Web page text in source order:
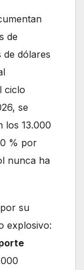
de
de dólares
ciclo
se
los 13.000
% por
nunca ha
su
explosivo: